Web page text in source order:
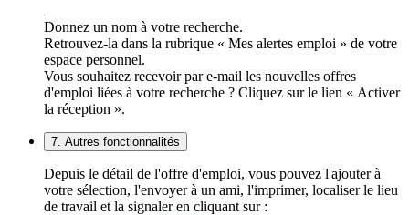
Donnez un nom à votre recherche.
Retrouvez-la dans la rubrique « Mes alertes emploi » de votre
espace personnel.
Vous souhaitez recevoir par e-mail les nouvelles offres
d'emploi liées à votre recherche ? Cliquez sur le lien « Activer
la réception ».
7. Autres fonctionnalités
Depuis le détail de l'offre d'emploi, vous pouvez l'ajouter à
votre sélection, l'envoyer à un ami, l'imprimer, localiser le lieu
de travail et la signaler en cliquant sur :